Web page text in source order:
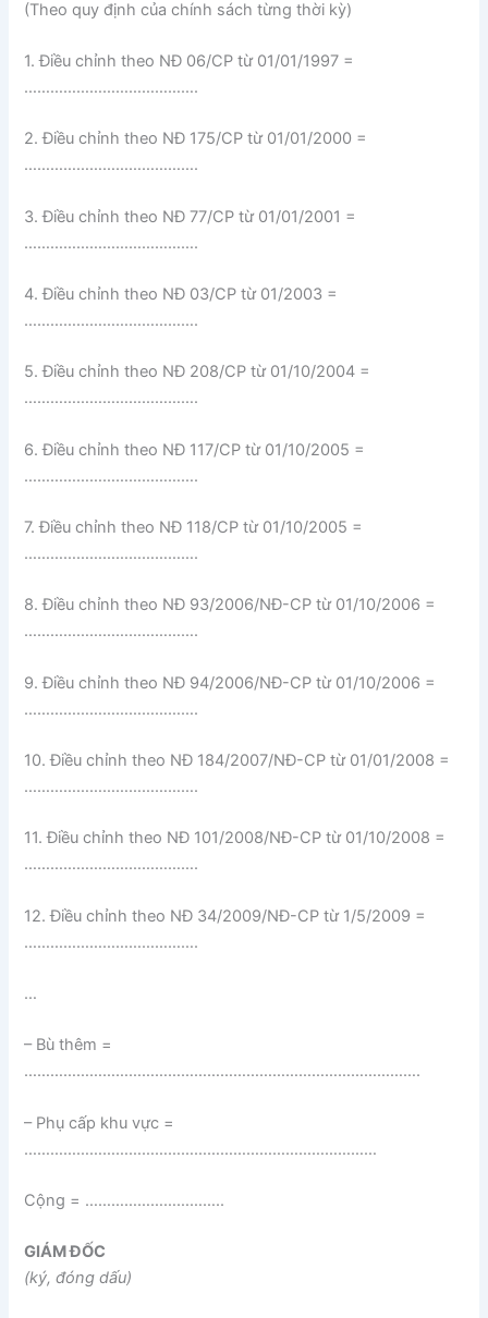
(Theo quy định của chính sách từng thời kỳ)
1. Điều chỉnh theo NĐ 06/CP từ 01/01/1997 =
………………………………….
2. Điều chỉnh theo NĐ 175/CP từ 01/01/2000 =
………………………………….
3. Điều chỉnh theo NĐ 77/CP từ 01/01/2001 =
………………………………….
4. Điều chỉnh theo NĐ 03/CP từ 01/2003 =
………………………………….
5. Điều chỉnh theo NĐ 208/CP từ 01/10/2004 =
………………………………….
6. Điều chỉnh theo NĐ 117/CP từ 01/10/2005 =
………………………………….
7. Điều chỉnh theo NĐ 118/CP từ 01/10/2005 =
………………………………….
8. Điều chỉnh theo NĐ 93/2006/NĐ-CP từ 01/10/2006 =
………………………………….
9. Điều chỉnh theo NĐ 94/2006/NĐ-CP từ 01/10/2006 =
………………………………….
10. Điều chỉnh theo NĐ 184/2007/NĐ-CP từ 01/01/2008 =
………………………………….
11. Điều chỉnh theo NĐ 101/2008/NĐ-CP từ 01/10/2008 =
………………………………….
12. Điều chỉnh theo NĐ 34/2009/NĐ-CP từ 1/5/2009 =
………………………………….
…
– Bù thêm =
……………………………………………………………………………….
– Phụ cấp khu vực =
………………………………………………………………………
Cộng = …………………………..
GIÁM ĐỐC
(ký, đóng dấu)